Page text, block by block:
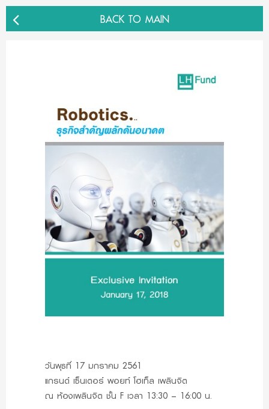
BACK TO MAIN
วันพุธที่ 17 มกราคม 2561
แกรนด์ เซ็นเตอร์ พอยท์ โฮเท็ล เพลินจิต
ณ ห้องเพลินจิต ชั้น F เวลา 13:30 – 16:00 น.